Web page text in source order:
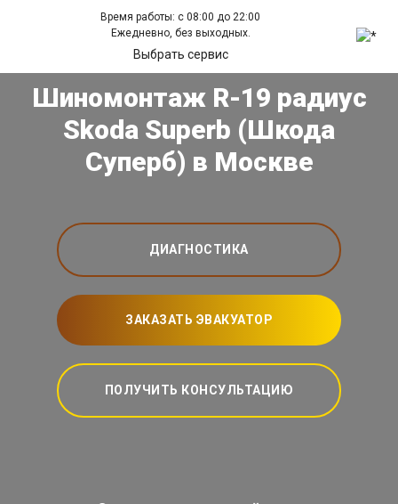
Время работы: с 08:00 до 22:00
Ежедневно, без выходных.
Выбрать сервис
Шиномонтаж R-19 радиус
Skoda Superb (Шкода
Суперб) в Москве
ДИАГНОСТИКА
ЗАКАЗАТЬ ЭВАКУАТОР
ПОЛУЧИТЬ КОНСУЛЬТАЦИЮ